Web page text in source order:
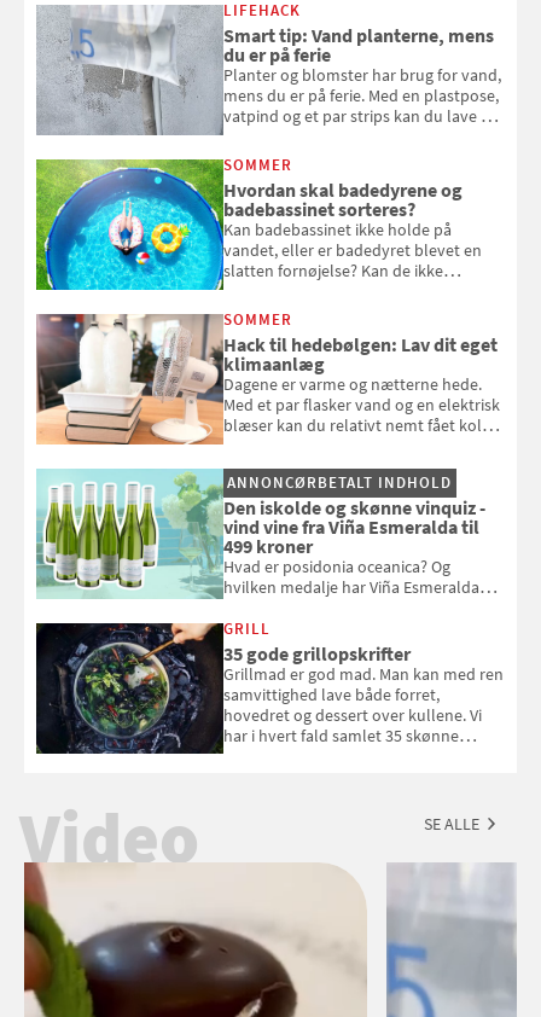
bagværk og salater til is og syltning.
LIFEHACK
Smart tip: Vand planterne, mens
du er på ferie
Planter og blomster har brug for vand,
mens du er på ferie. Med en plastpose,
vatpind og et par strips kan du lave dit
at bede naboen om at vande eller
komme hjem til døde planter
SOMMER
Hvordan skal badedyrene og
badebassinet sorteres?
Kan badebassinet ikke holde på
vandet, eller er badedyret blevet en
slatten fornøjelse? Kan de ikke
opmærksom, når du smider
badebassinet eller et badedyr ud
SOMMER
Hack til hedebølgen: Lav dit eget
klimaanlæg
Dagene er varme og nætterne hede.
Med et par flasker vand og en elektrisk
blæser kan du relativt nemt fået koldt
og se, hvordan du gør
ANNONCØRBETALT INDHOLD
Den iskolde og skønne vinquiz -
vind vine fra Viña Esmeralda til
499 kroner
Hvad er posidonia oceanica? Og
hvilken medalje har Viña Esmeralda
med i Samvirkes skønne vinquiz, hvor
du kan vinde 6 flasker vin fra Viña
Esmeralda. Konkurrencen slutter 1.
september 2026.
GRILL
35 gode grillopskrifter
Grillmad er god mad. Man kan med ren
samvittighed lave både forret,
hovedret og dessert over kullene. Vi
har i hvert fald samlet 35 skønne
Video SE ALLE